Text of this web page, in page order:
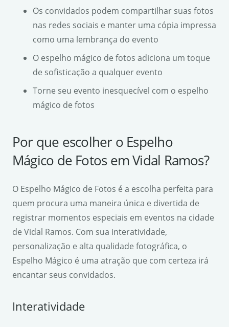
Os convidados podem compartilhar suas fotos
nas redes sociais e manter uma cópia impressa
como uma lembrança do evento
O espelho mágico de fotos adiciona um toque
de sofisticação a qualquer evento
Torne seu evento inesquecível com o espelho
mágico de fotos
Por que escolher o Espelho
Mágico de Fotos em Vidal Ramos?
O Espelho Mágico de Fotos é a escolha perfeita para
quem procura uma maneira única e divertida de
registrar momentos especiais em eventos na cidade
de Vidal Ramos. Com sua interatividade,
personalização e alta qualidade fotográfica, o
Espelho Mágico é uma atração que com certeza irá
encantar seus convidados.
Interatividade